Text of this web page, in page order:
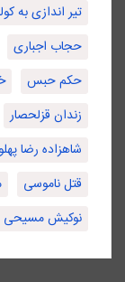
تیر اندازی به
حجاب اجباری
حکم حبس
زندان قزلحصار
شاهزاده رضا
قتل ناموسی
نوکیش مسیحی